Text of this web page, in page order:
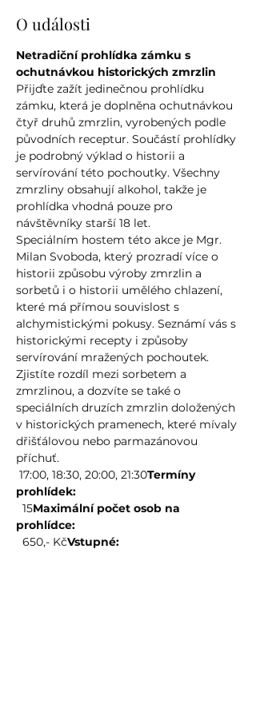
O události
Netradiční prohlídka zámku s
ochutnávkou historických zmrzlin
Přijďte zažít jedinečnou prohlídku
zámku, která je doplněna ochutnávkou
čtyř druhů zmrzlin, vyrobených podle
původních receptur. Součástí prohlídky
je podrobný výklad o historii a
servírování této pochoutky. Všechny
zmrzliny obsahují alkohol, takže je
prohlídka vhodná pouze pro
návštěvníky starší 18 let.
Speciálním hostem této akce je Mgr.
Milan Svoboda, který prozradí více o
historii způsobu výroby zmrzlin a
sorbetů i o historii umělého chlazení,
které má přímou souvislost s
alchymistickými pokusy. Seznámí vás s
historickými recepty i způsoby
servírování mražených pochoutek.
Zjistíte rozdíl mezi sorbetem a
zmrzlinou, a dozvíte se také o
speciálních druzích zmrzlin doložených
v historických pramenech, které mívaly
dřišťálovou nebo parmazánovou
příchuť.
17:00, 18:30, 20:00, 21:30Termíny
prohlídek:
15Maximální počet osob na
prohlídce:
650,- KčVstupné: